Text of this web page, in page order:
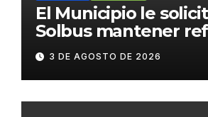
El Municipio le
Solbus mantener
escolares y servicios
habituales
3 DE AGOSTO DE 2026